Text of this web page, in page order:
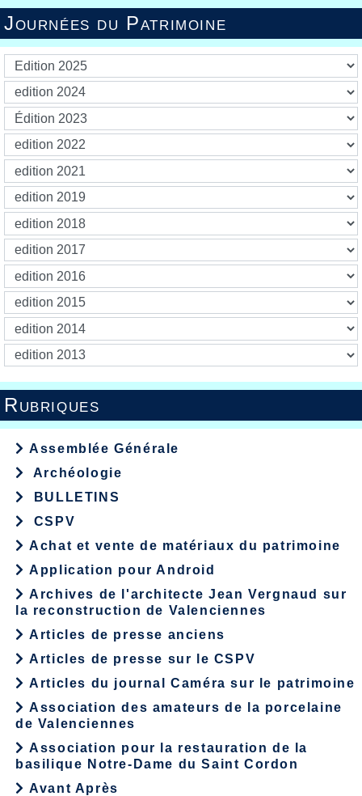
Journées du Patrimoine
Rubriques
Assemblée Générale
Archéologie
BULLETINS
CSPV
Achat et vente de matériaux du patrimoine
Application pour Android
Archives de l'architecte Jean Vergnaud sur
la reconstruction de Valenciennes
Articles de presse anciens
Articles de presse sur le CSPV
Articles du journal Caméra sur le patrimoine
Association des amateurs de la porcelaine
de Valenciennes
Association pour la restauration de la
basilique Notre-Dame du Saint Cordon
Avant Après